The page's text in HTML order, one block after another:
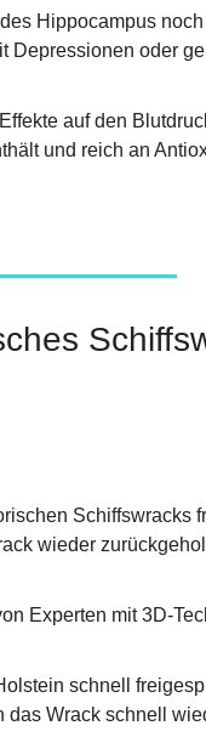
Hippocampus
Depressionen oder
auf den
und reich an
Schiffswracks
wieder
Experten mit 3D-
schnell
das Wrack schnell